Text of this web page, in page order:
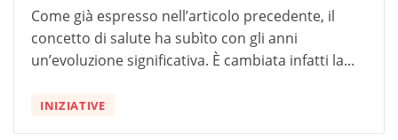
Come già espresso nell’articolo precedente, il
concetto di salute ha subìto con gli anni
un’evoluzione significativa. È cambiata infatti la...
INIZIATIVE